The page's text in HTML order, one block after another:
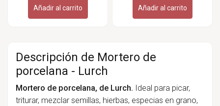
Añadir al carrito Añadir al carrito
Descripción de Mortero de
porcelana - Lurch
Mortero de porcelana, de Lurch. Ideal para picar,
triturar, mezclar semillas, hierbas, especias en grano,